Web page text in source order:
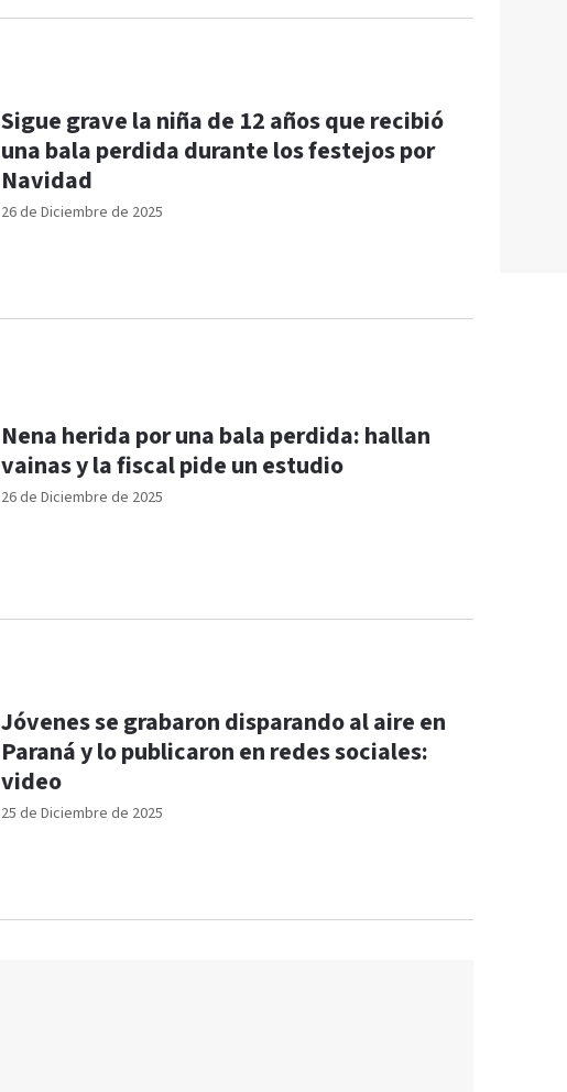
26 de Diciembre de 2025
Sigue grave la niña de 12 años que recibió
una bala perdida durante los festejos por
Navidad
26 de Diciembre de 2025
Nena herida por una bala perdida: hallan
vainas y la fiscal pide un estudio
25 de Diciembre de 2025
Jóvenes se grabaron disparando al aire en
Paraná y lo publicaron en redes sociales:
video